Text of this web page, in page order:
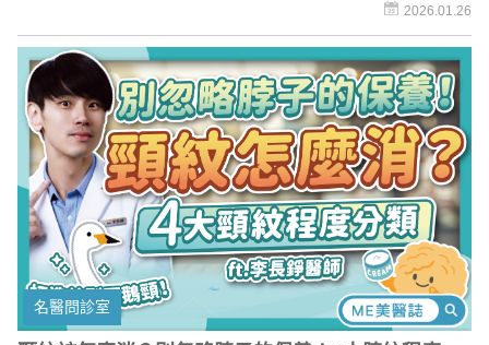
2026.01.26
名醫問診室